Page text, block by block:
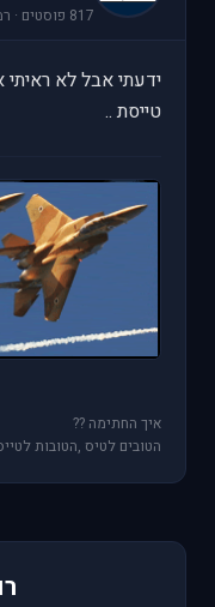
817 פוסטים · רמת דוד
ידעתי אבל לא
טייסת ..
איך החתימה ??
הטובים לטיס ,הטובות